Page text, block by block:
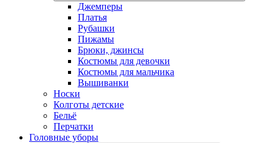
Джемперы
Платья
Рубашки
Пижамы
Брюки, джинсы
Костюмы для девочки
Костюмы для мальчика
Вышиванки
Носки
Колготы детские
Бельё
Перчатки
Головные уборы